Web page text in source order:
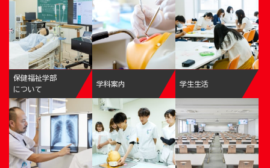
保健福祉学部
について
学科案内 学生生活